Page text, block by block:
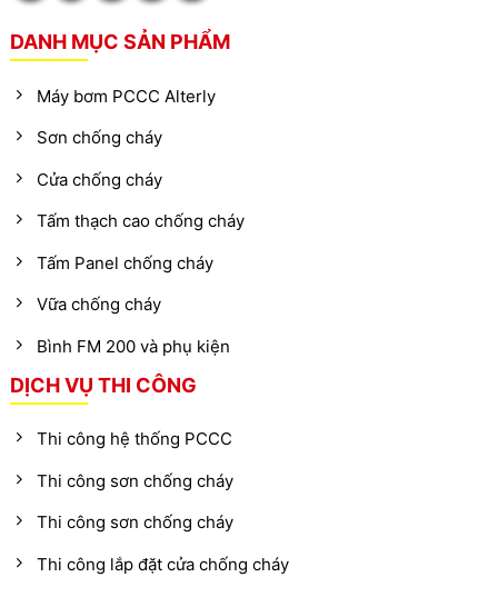
DANH MỤC SẢN PHẨM
Máy bơm PCCC Alterly
Sơn chống cháy
Cửa chống cháy
Tấm thạch cao chống cháy
Tấm Panel chống cháy
Vữa chống cháy
Bình FM 200 và phụ kiện
DỊCH VỤ THI CÔNG
Thi công hệ thống PCCC
Thi công sơn chống cháy
Thi công sơn chống cháy
Thi công lắp đặt cửa chống cháy